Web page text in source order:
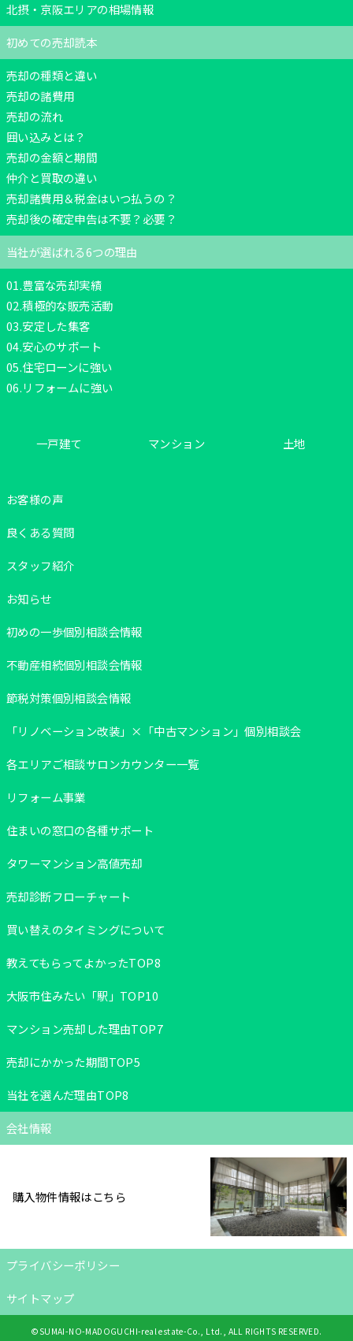
北摂・京阪エリアの相場情報
初めての売却読本
売却の種類と違い
売却の諸費用
売却の流れ
囲い込みとは？
売却の金額と期間
仲介と買取の違い
売却諸費用＆税金はいつ払うの？
売却後の確定申告は不要？必要？
当社が選ばれる6つの理由
01.豊富な売却実績
02.積極的な販売活動
03.安定した集客
04.安心のサポート
05.住宅ローンに強い
06.リフォームに強い
一戸建て マンション 土地
お客様の声
良くある質問
スタッフ紹介
お知らせ
初めの一歩個別相談会情報
不動産相続個別相談会情報
節税対策個別相談会情報
「リノベーション改装」×「中古マンション」個別相談会
各エリアご相談サロンカウンター一覧
リフォーム事業
住まいの窓口の各種サポート
タワーマンション高値売却
売却診断フローチャート
買い替えのタイミングについて
教えてもらってよかったTOP8
大阪市住みたい「駅」TOP10
マンション売却した理由TOP7
売却にかかった期間TOP5
当社を選んだ理由TOP8
会社情報
購入物件情報はこちら
プライバシーポリシー
サイトマップ
©SUMAI-NO-MADOGUCHI-real estate-Co., Ltd., ALL RIGHTS RESERVED.